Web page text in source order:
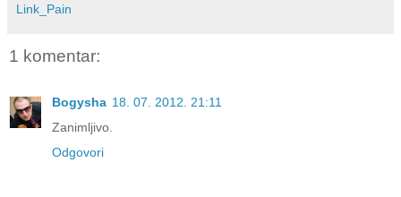
Link_Pain
1 komentar:
Bogysha 18. 07. 2012. 21:11
Zanimljivo.
Odgovori